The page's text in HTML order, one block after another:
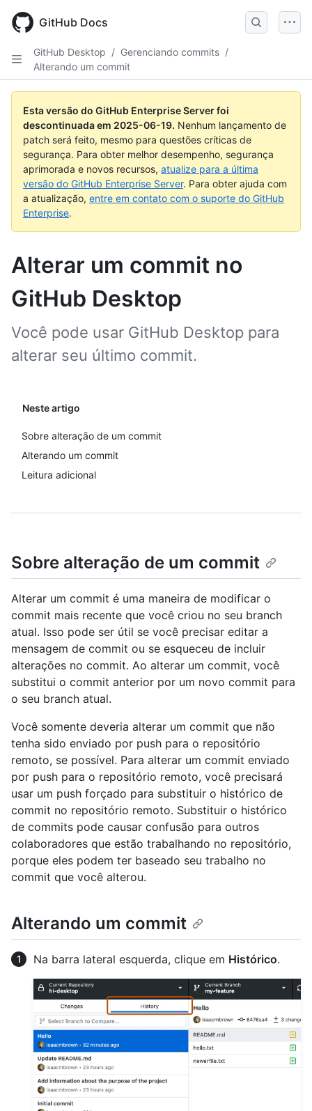
main
GitHub Docs
GitHub Desktop / Gerenciando commits /
Alterando um commit
Esta versão do GitHub Enterprise Server foi
descontinuada em 2025-06-19. Nenhum lançamento de
patch será feito, mesmo para questões críticas de
segurança. Para obter melhor desempenho, segurança
aprimorada e novos recursos, atualize para a última
versão do GitHub Enterprise Server. Para obter ajuda com
a atualização, entre em contato com o suporte do GitHub
Enterprise.
Alterar um commit no
GitHub Desktop
Você pode usar GitHub Desktop para
alterar seu último commit.
Neste artigo
Sobre alteração de um commit
Alterando um commit
Leitura adicional
Sobre alteração de um commit
Alterar um commit é uma maneira de modificar o
commit mais recente que você criou no seu branch
atual. Isso pode ser útil se você precisar editar a
mensagem de commit ou se esqueceu de incluir
alterações no commit. Ao alterar um commit, você
substitui o commit anterior por um novo commit para
o seu branch atual.
Você somente deveria alterar um commit que não
tenha sido enviado por push para o repositório
remoto, se possível. Para alterar um commit enviado
por push para o repositório remoto, você precisará
usar um push forçado para substituir o histórico de
commit no repositório remoto. Substituir o histórico
de commits pode causar confusão para outros
colaboradores que estão trabalhando no repositório,
porque eles podem ter baseado seu trabalho no
commit que você alterou.
Alterando um commit
Na barra lateral esquerda, clique em Histórico.